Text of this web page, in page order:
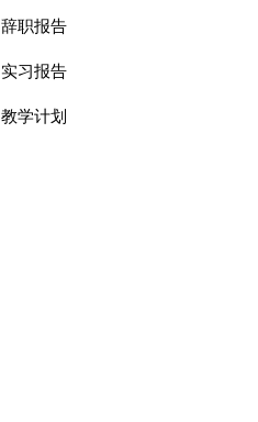
辞职报告
实习报告
教学计划